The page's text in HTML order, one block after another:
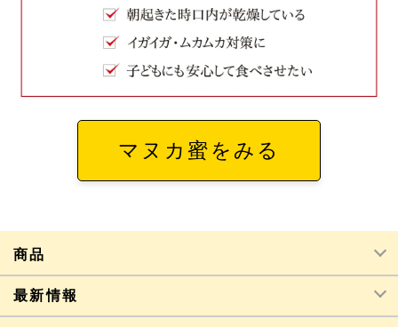
マヌカ蜜をみる
商品
最新情報